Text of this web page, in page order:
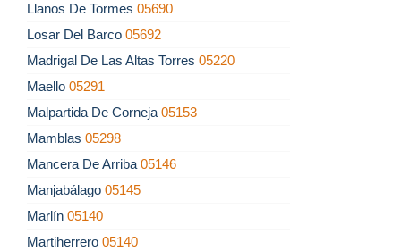
Llanos De Tormes 05690
Losar Del Barco 05692
Madrigal De Las Altas Torres 05220
Maello 05291
Malpartida De Corneja 05153
Mamblas 05298
Mancera De Arriba 05146
Manjabálago 05145
Marlín 05140
Martiherrero 05140